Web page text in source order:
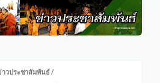
าวประชาสัมพันธ์/